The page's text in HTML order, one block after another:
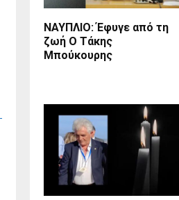
ΝΑΥΠΛΙΟ: Έφυγε από τη
ζωή Ο Τάκης
Μπούκουρης